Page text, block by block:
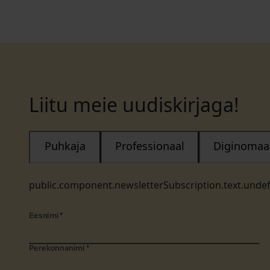
Liitu meie uudiskirjaga!
Puhkaja Professionaal
Eesnimi *
Perekonnanimi *